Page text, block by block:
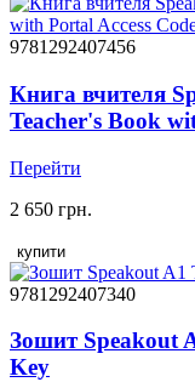
9781292407456
Книга вчителя
Teacher's Book
Перейти
2 650 грн.
купити
9781292407340
Зошит Speakout
Key